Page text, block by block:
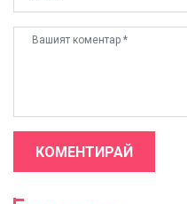
КОМЕНТИРАЙ